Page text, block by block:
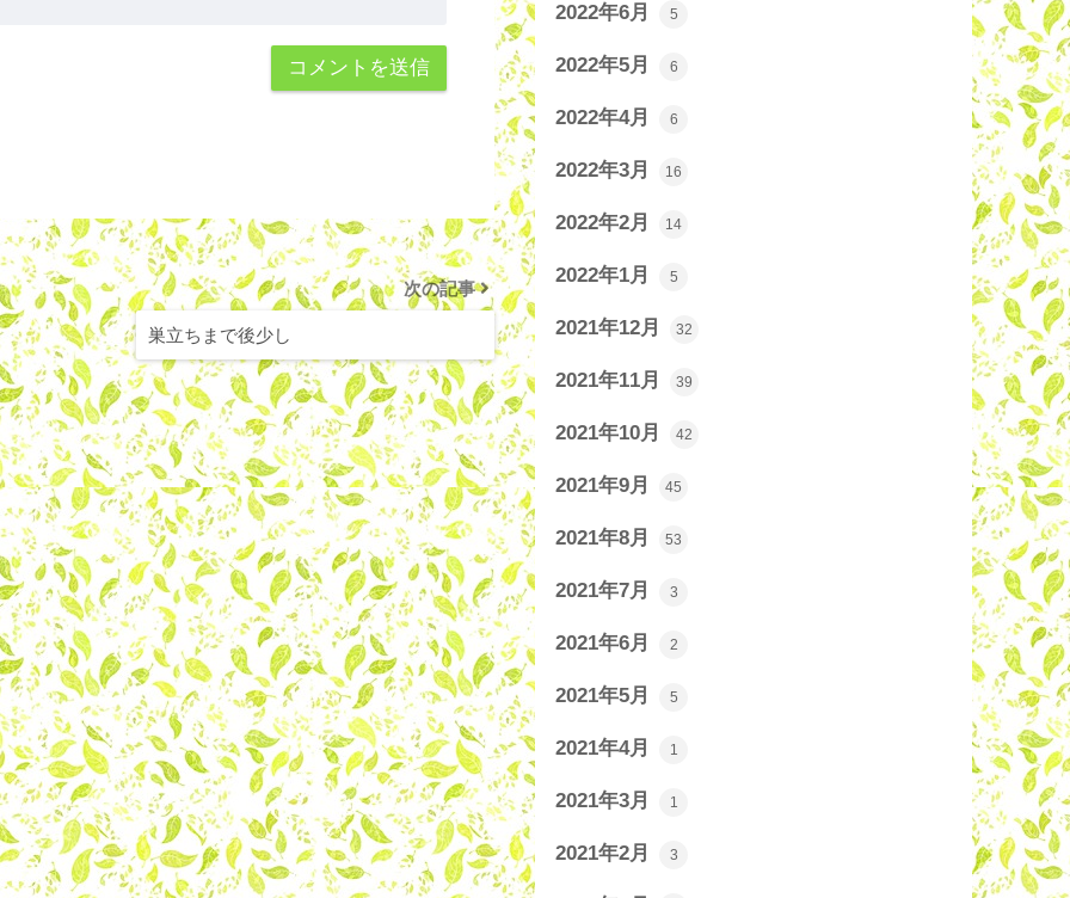
次の記事
巣立ちまで後少し
2022年6月 5
2022年5月 6
2022年4月 6
2022年3月 16
2022年2月 14
2022年1月 5
2021年12月 32
2021年11月 39
2021年10月 42
2021年9月 45
2021年8月 53
2021年7月 3
2021年6月 2
2021年5月 5
2021年4月 1
2021年3月 1
2021年2月 3